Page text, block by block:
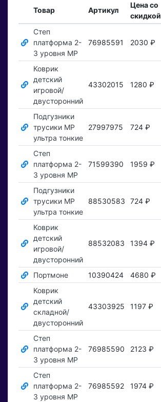
Товар Артикул
Цена со
скидкой
Степ
платформа 2-
3 уровня MP
76985591 2030 ₽
Коврик
детский
игровой/
двусторонний
43302015 1280 ₽
Подгузники
трусики MP
ультра тонкие
27997975 724 ₽
Степ
платформа 2-
3 уровня MP
71599390 1959 ₽
Подгузники
трусики MP
ультра тонкие
88530583 724 ₽
Коврик
детский
игровой/
двусторонний
88532083 1394 ₽
Портмоне 10390424 4680 ₽
Коврик
детский
складной/
двусторонний
43303925 1197 ₽
Степ
платформа 2-
3 уровня MP
76985590 2123 ₽
Степ
платформа 2-
3 уровня MP
76985592 1974 ₽